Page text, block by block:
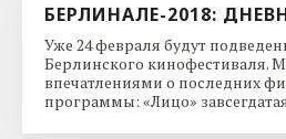
БЕРЛИНАЛЕ-2018:
Уже 24 февраля будут
Берлинского кинофестиваля.
впечатлениями о последних
программы: «Лицо»